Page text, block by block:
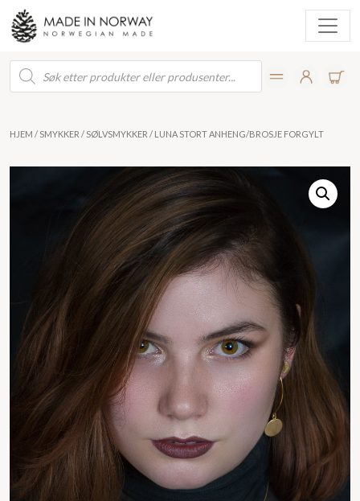
Products
search
HJEM / SMYKKER / SØLVSMYKKER / LUNA STORT ANHENG/BROSJE FORGYLT